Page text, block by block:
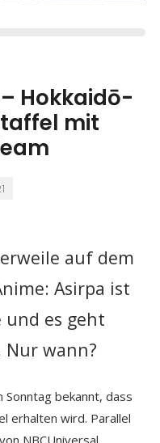
Hokkaidō-
mit
auf dem
Asirpa ist
und es geht
Nur wann?
Sonntag bekannt, dass
erhalten wird. Parallel